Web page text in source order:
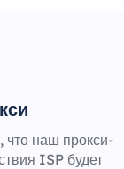
что наш прокси-
ISP будет